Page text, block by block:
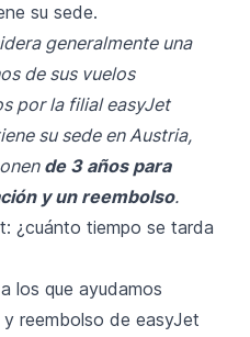
su sede.
generalmente una
de sus vuelos
por la filial easyJet
su sede en Austria,
de 3 años para
y un reembolso.
¿cuánto tiempo se tarda
los que ayudamos
reembolso de easyJet